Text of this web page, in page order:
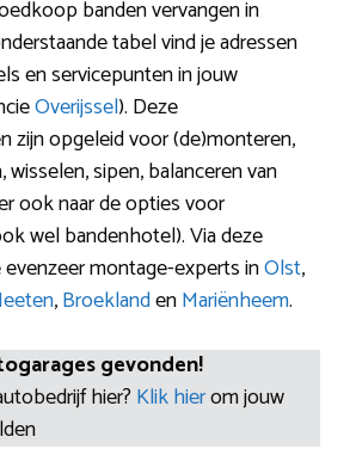
banden vervangen in
tabel vind je adressen
en servicepunten in jouw
Overijssel). Deze
zijn opgeleid voor (de)monteren,
sipen, balanceren van
ook naar de opties voor
wel bandenhotel). Via deze
montage-experts inOlst,
,BroeklandenMariënheem.
gevonden!
hier? Klik hierom jouw